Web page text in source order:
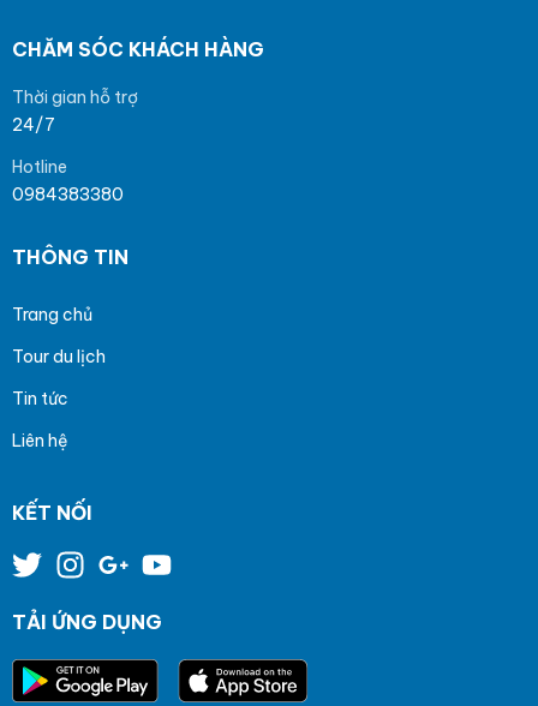
CHĂM SÓC KHÁCH HÀNG
Thời gian hỗ trợ
24/7
Hotline
0984383380
THÔNG TIN
Trang chủ
Tour du lịch
Tin tức
Liên hệ
KẾT NỐI
TẢI ỨNG DỤNG